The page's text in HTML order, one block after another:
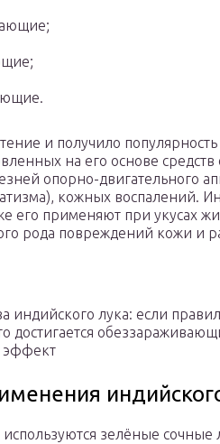
и получило
на его основе средств
опорно-двигательного
кожных воспалений.
его применяют при укусах
рода повреждений кожи и
индийского лука: если
достигается
эффект
зелёные сочные